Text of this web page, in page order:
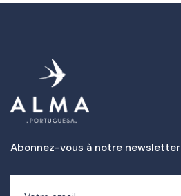
Abonnez-vous à notre newsletter